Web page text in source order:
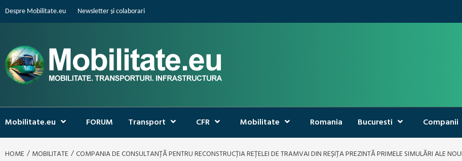
Despre Mobilitate.eu Newsletter și colaborari
Mobilitate.eu FORUM Transport CFR Mobilitate Romania Bucuresti Companii
HOME MOBILITATE COMPANIA DE CONSULTANȚĂ PENTRU RECONSTRUCȚIA REȚELEI DE TRAMVAI DIN REȘIȚA PREZINTĂ PRIMELE SIMULĂRI ALE